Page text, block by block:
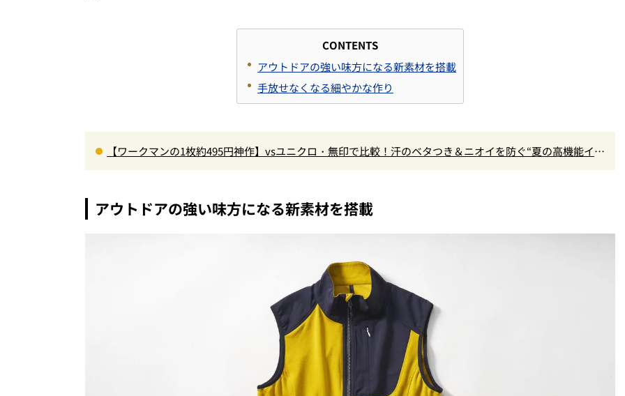
CONTENTS
アウトドアの強い味方になる新素材を搭載
手放せなくなる細やかな作り
【ワークマンの1枚約495円神作】vsユニクロ・無印で比較！汗のベタつき＆ニオイを防ぐ“夏の高機能イン
アウトドアの強い味方になる新素材を搭載